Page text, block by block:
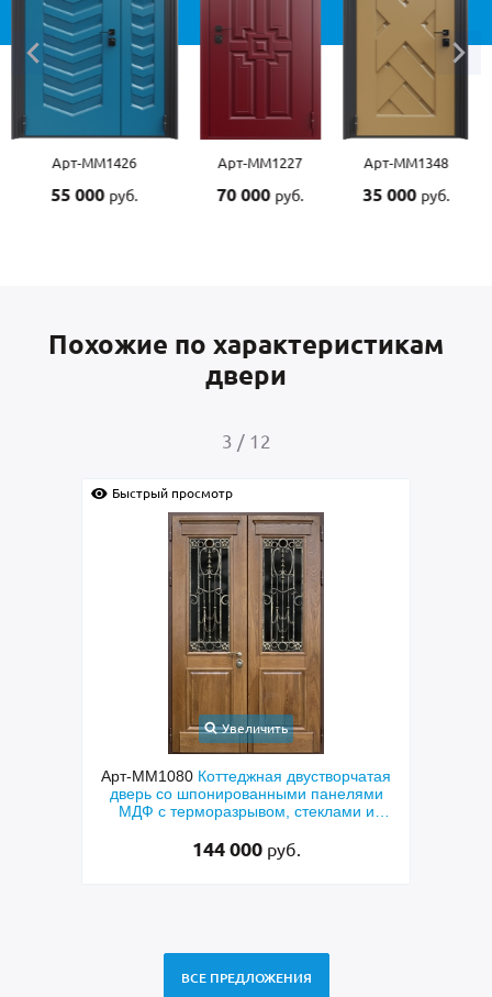
Арт-ММ1426
55 000 руб.
Арт-ММ1227
70 000 руб.
Арт-ММ1348
35 000 руб.
Похожие по характеристикам
двери
3 / 12
Быстрый просмотр
Увеличить
Арт-ММ1080 Коттеджная двустворчатая
дверь со шпонированными панелями
МДФ с терморазрывом, стеклами и
144 000 руб.
ВСЕ ПРЕДЛОЖЕНИЯ